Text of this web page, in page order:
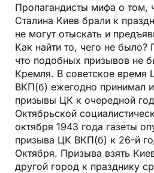
Пропагандисты мифа о том,
Сталина Киев брали к
не могут отыскать и
Как найти то, чего не было?
что подобных призывов не
Кремля. В советское время
ВКП(б) ежегодно принимал
призывы ЦК к очередной
Октябрьской
октября 1943 года газеты
призыва ЦК ВКП(б) к 26-й
Октября. Призыва взять
другой город к празднику